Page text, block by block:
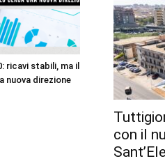
ricavi stabili, ma il
nuova direzione
con il